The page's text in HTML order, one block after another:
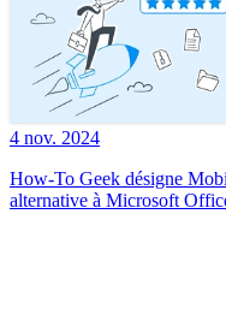
4 nov. 2024
How-To Geek désigne
alternative à Microsoft